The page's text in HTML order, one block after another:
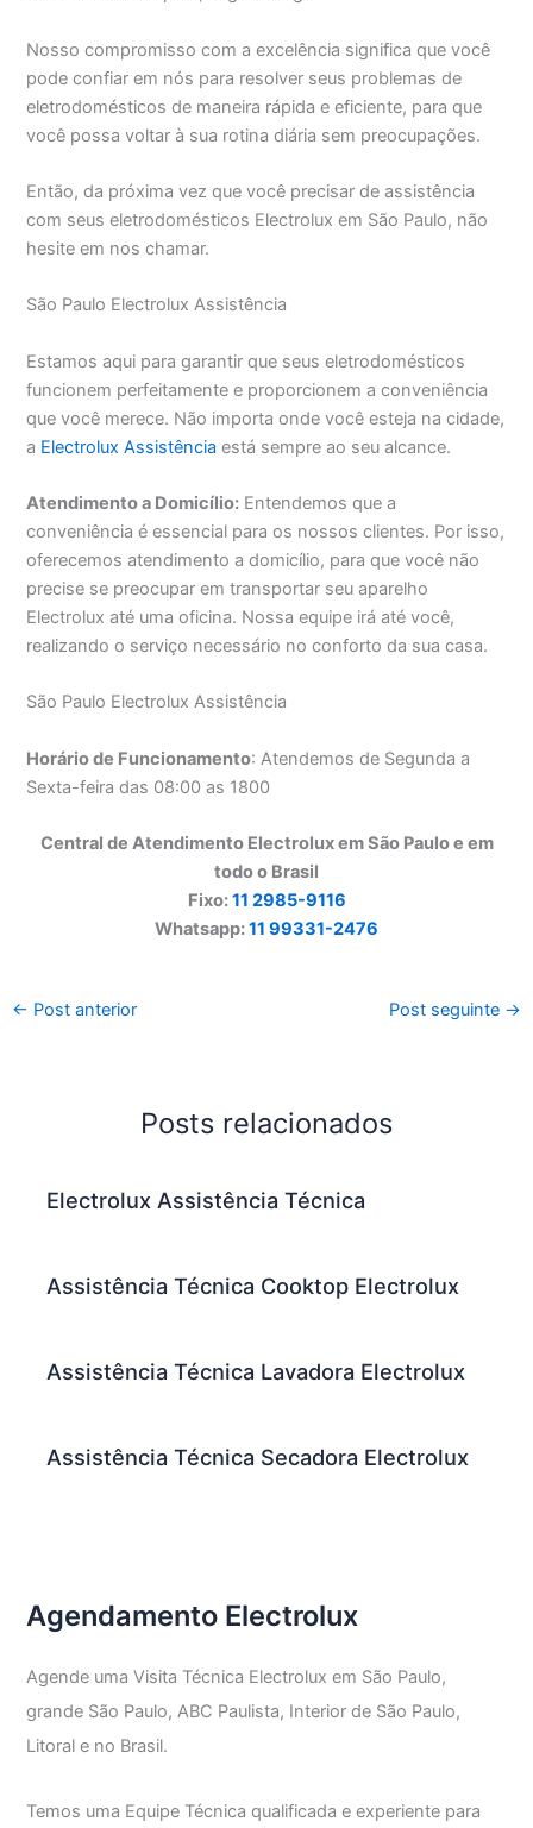
Nosso compromisso com a excelência significa que você
pode confiar em nós para resolver seus problemas de
eletrodomésticos de maneira rápida e eficiente, para que
você possa voltar à sua rotina diária sem preocupações.
Então, da próxima vez que você precisar de assistência
com seus eletrodomésticos Electrolux em São Paulo, não
hesite em nos chamar.
São Paulo Electrolux Assistência
Estamos aqui para garantir que seus eletrodomésticos
funcionem perfeitamente e proporcionem a conveniência
que você merece. Não importa onde você esteja na cidade,
a Electrolux Assistência está sempre ao seu alcance.
Atendimento a Domicílio: Entendemos que a
conveniência é essencial para os nossos clientes. Por isso,
oferecemos atendimento a domicílio, para que você não
precise se preocupar em transportar seu aparelho
Electrolux até uma oficina. Nossa equipe irá até você,
realizando o serviço necessário no conforto da sua casa.
São Paulo Electrolux Assistência
Horário de Funcionamento: Atendemos de Segunda a
Sexta-feira das 08:00 as 1800
Central de Atendimento Electrolux em São Paulo e em
todo o Brasil
Fixo:11 2985-9116
Whatsapp:11 99331-2476
← Post anterior Post seguinte →
Posts relacionados
Electrolux Assistência Técnica
Assistência Técnica Cooktop Electrolux
Assistência Técnica Lavadora Electrolux
Assistência Técnica Secadora Electrolux
Agendamento Electrolux
Agende uma Visita Técnica Electrolux em São Paulo,
grande São Paulo, ABC Paulista, Interior de São Paulo,
Litoral e no Brasil.
Temos uma Equipe Técnica qualificada e experiente para